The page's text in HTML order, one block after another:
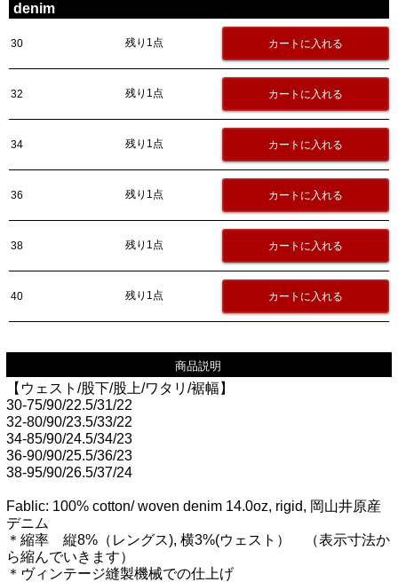
denim
30 残り1点
32 残り1点
34 残り1点
36 残り1点
38 残り1点
40 残り1点
商品説明
【ウェスト/股下/股上/ワタリ/裾幅】
30-75/90/22.5/31/22
32-80/90/23.5/33/22
34-85/90/24.5/34/23
36-90/90/25.5/36/23
38-95/90/26.5/37/24
Fablic: 100% cotton/ woven denim 14.0oz, rigid, 岡山井原産
デニム
＊縮率 縦8%（レングス), 横3%(ウェスト） （表示寸法か
ら縮んでいきます）
＊ヴィンテージ縫製機械での仕上げ